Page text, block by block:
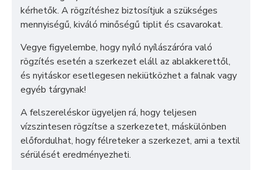
kérhetők. A rögzítéshez biztosítjuk a szükséges
mennyiségű, kiváló minőségű tiplit és csavarokat.
Vegye figyelembe, hogy nyíló nyílászáróra való
rögzítés esetén a szerkezet eláll az ablakkerettől,
és nyitáskor esetlegesen nekiütközhet a falnak vagy
egyéb tárgynak!
A felszereléskor ügyeljen rá, hogy teljesen
vízszintesen rögzítse a szerkezetet, máskülönben
előfordulhat, hogy félreteker a szerkezet, ami a textil
sérülését eredményezheti.